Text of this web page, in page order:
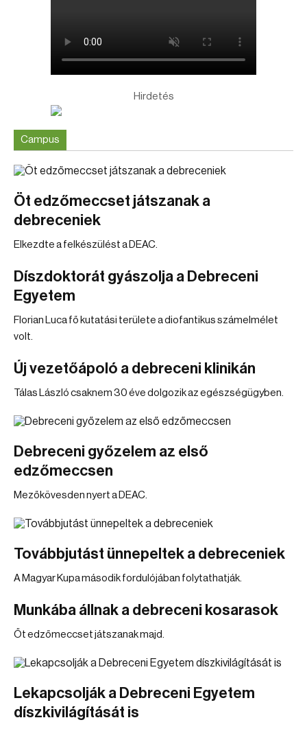
Hirdetés
Campus
Öt edzőmeccset játszanak a
debreceniek
Elkezdte a felkészülést a DEAC.
Díszdoktorát gyászolja a Debreceni
Egyetem
Florian Luca fő kutatási területe a diofantikus számelmélet
volt.
Új vezetőápoló a debreceni klinikán
Tálas László csaknem 30 éve dolgozik az egészségügyben.
Debreceni győzelem az első
edzőmeccsen
Mezőkövesden nyert a DEAC.
Továbbjutást ünnepeltek a debreceniek
A Magyar Kupa második fordulójában folytathatják.
Munkába állnak a debreceni kosarasok
Őt edzőmeccset játszanak majd.
Lekapcsolják a Debreceni Egyetem
díszkivilágítását is